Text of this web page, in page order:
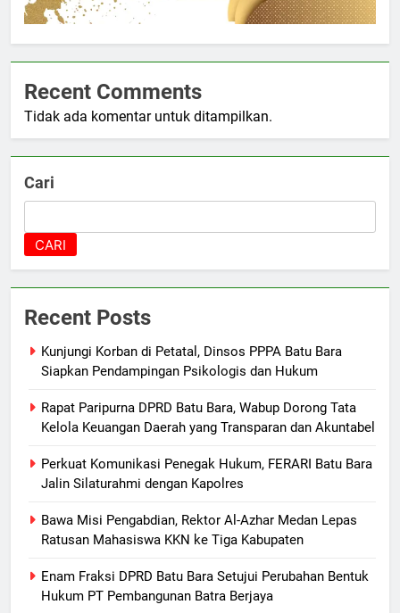
Recent Comments
Tidak ada komentar untuk ditampilkan.
Cari
CARI
Recent Posts
Kunjungi Korban di Petatal, Dinsos PPPA Batu Bara
Siapkan Pendampingan Psikologis dan Hukum
Rapat Paripurna DPRD Batu Bara, Wabup Dorong Tata
Kelola Keuangan Daerah yang Transparan dan Akuntabel
Perkuat Komunikasi Penegak Hukum, FERARI Batu Bara
Jalin Silaturahmi dengan Kapolres
Bawa Misi Pengabdian, Rektor Al-Azhar Medan Lepas
Ratusan Mahasiswa KKN ke Tiga Kabupaten
Enam Fraksi DPRD Batu Bara Setujui Perubahan Bentuk
Hukum PT Pembangunan Batra Berjaya